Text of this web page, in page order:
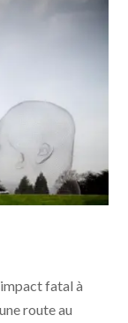
fatal à
route au